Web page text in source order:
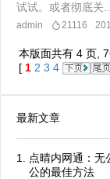
试试。或者彻底关...
admin 21116
本版面共有 4 页,
[ 1 2 3 4
最新文章
点晴内网通：
公的最佳方法